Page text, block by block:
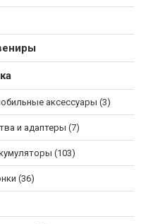
аксессуары (3)
и адаптеры (7)
(103)
(36)